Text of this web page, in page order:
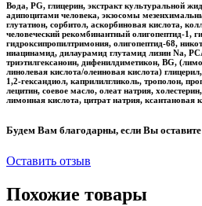
Вода, PG, глицерин, экстракт культуральной
адипоцитами человека, экзосомы
глутатион, сорбитол, аскорбиновая кислота,
человеческий рекомбинантный олигопептид-1,
гидроксипропилтримония, олигопептид-68,
ниацинамид, дилаурамид глутамид лизин Na,
триэтилгексаноин, дифенилдиметикон, BG,
линолевая кислота/олеиновая кислота)
1,2-гександиол, каприлилгликоль, трополон,
лецитин, соевое масло, олеат натрия,
лимонная кислота, цитрат натрия, ксантановая
Будем Вам благодарны, если Вы
Оставить отзыв
Похожие товары